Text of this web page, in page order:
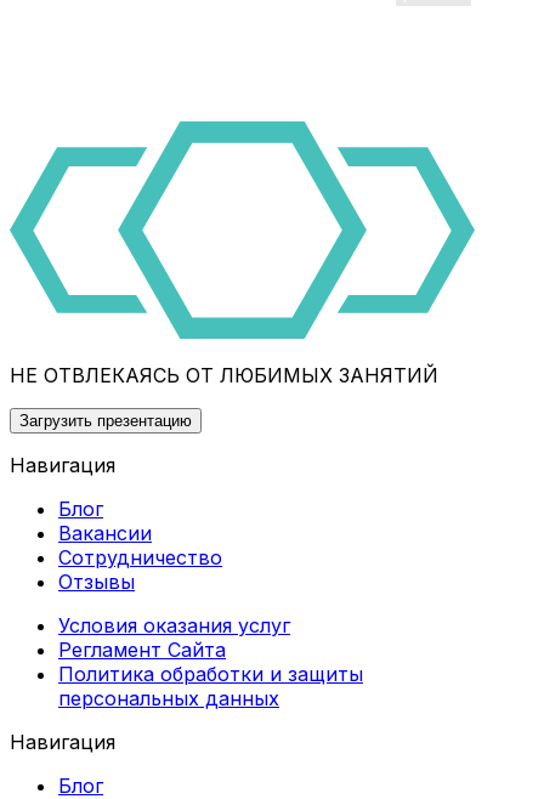
НЕ ОТВЛЕКАЯСЬ ОТ ЛЮБИМЫХ ЗАНЯТИЙ
Загрузить презентацию
Навигация
Блог
Вакансии
Сотрудничество
Отзывы
Условия оказания услуг
Регламент Сайта
Политика обработки и защиты
персональных данных
Навигация
Блог